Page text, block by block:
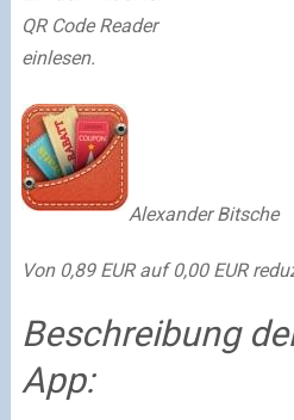
QR Code Reader
einlesen.
Alexander Bitsche
Von 0,89 EUR auf 0,00 EUR
Beschreibung
App: